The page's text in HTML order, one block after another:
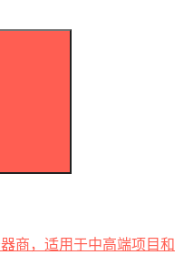
商，适用于中高端项目和